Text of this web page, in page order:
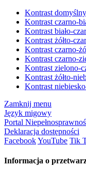
Kontrast domyślny
Kontrast czarno-
Kontrast biało-
Kontrast żółto-
Kontrast czarno-
Kontrast czarno-
Kontrast zielono-
Kontrast żółto-
Kontrast
Zamknij menu
Język migowy
Portal
Deklaracja dostępności
FacebookYouTube Tik
Informacja o